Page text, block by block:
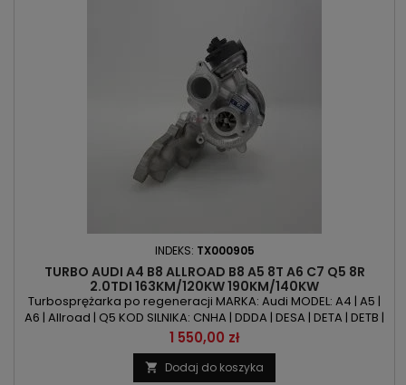
INDEKS: TX000905
TURBO AUDI A4 B8 ALLROAD B8 A5 8T A6 C7 Q5 8R
2.0TDI 163KM/120KW 190KM/140KW
Turbosprężarka po regeneracji MARKA: Audi MODEL: A4 | A5 |
A6 | Allroad | Q5 KOD SILNIKA: CNHA | DDDA | DESA | DETA | DETB |
DETH | DFHA | DFVA POJEMNOŚĆ: 1968ccm 2.0 TDI MOC:
163KM/120kW | 190KM/140kW ROK PRODUKCJI: Od 2013r
Cena
1 550,00 zł
 Dodaj do koszyka